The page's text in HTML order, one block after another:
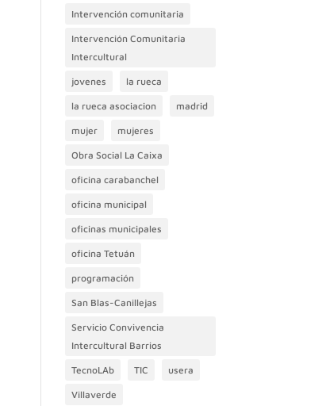
Intervención comunitaria
Intervención Comunitaria
Intercultural
jovenes la rueca
la rueca asociacion madrid
mujer mujeres
Obra Social La Caixa
oficina carabanchel
oficina municipal
oficinas municipales
oficina Tetuán
programación
San Blas-Canillejas
Servicio Convivencia
Intercultural Barrios
TecnoLAb TIC usera
Villaverde